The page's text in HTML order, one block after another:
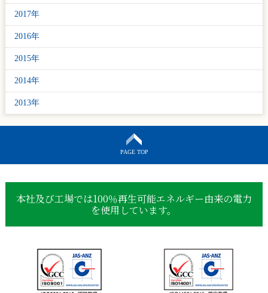
2017年
2016年
2015年
2014年
2013年
PAGE TOP
本社及び工場では100％再生可能エネルギー由来の電力
を使用しています。